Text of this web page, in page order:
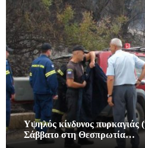
Υψηλός κίνδυνος πυρκαγιάς
Σάββατο στη Θεσπρωτία…